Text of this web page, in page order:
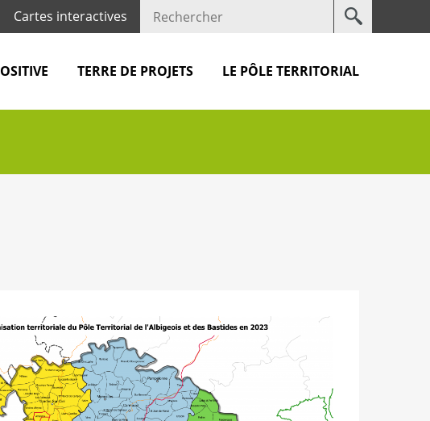
Votre
Cartes interactives
TERRE DE PROJETS LE PÔLE TERRITORIAL